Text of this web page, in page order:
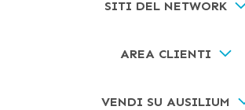
SITI DEL NETWORK
AREA CLIENTI
VENDI SU AUSILIUM